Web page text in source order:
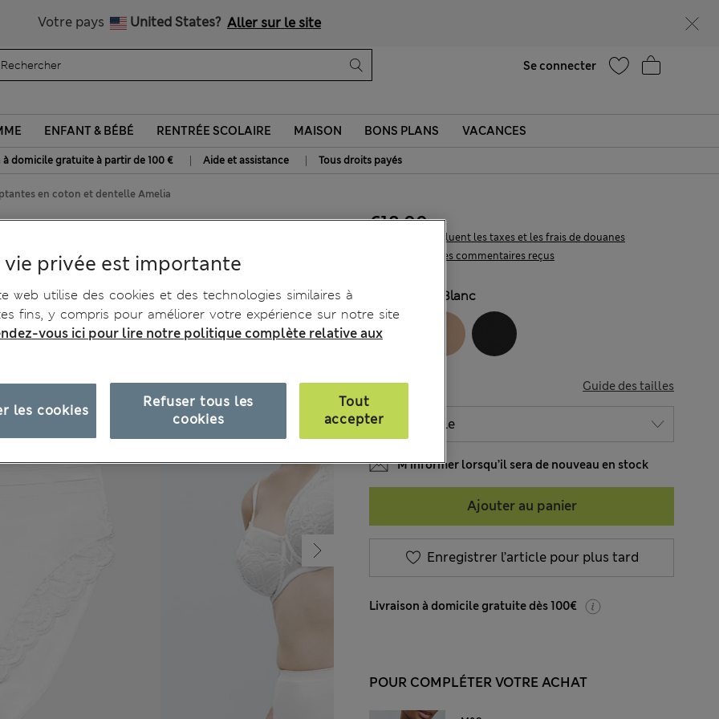
Votre pays United States? Aller sur le site
Se connecter
ENFANT & BÉBÉ RENTRÉE SCOLAIRE MAISON BONS PLANS VACANCES
à domicile gratuite à partir de 100 € | Aide et assistance | Tous droits payés
en coton et dentelle Amelia
en coton et dentelle 193 les commentaires reçus
€18,00
Tous les prix incluent les taxes et les frais de douanes
Blanc
TAILLE Guide des tailles
M’informer lorsqu’il sera de nouveau en stock
Ajouter au panier
Enregistrer l’article pour plus tard
Livraison à domicile gratuite dès 100€
POUR COMPLÉTER VOTRE ACHAT
vie privée est importante
web utilise des cookies et des technologies similaires à
fins, y compris pour améliorer votre expérience sur notre site
vous ici pour lire notre politique complète relative aux
Refuser tous les
cookies
Tout
accepter
les cookies